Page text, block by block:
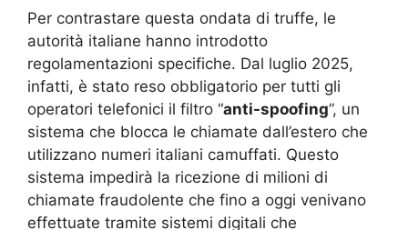
Per contrastare questa ondata di truffe, le
autorità italiane hanno introdotto
regolamentazioni specifiche. Dal luglio 2025,
infatti, è stato reso obbligatorio per tutti gli
operatori telefonici il filtro “anti-spoofing”, un
sistema che blocca le chiamate dall’estero che
utilizzano numeri italiani camuffati. Questo
sistema impedirà la ricezione di milioni di
chiamate fraudolente che fino a oggi venivano
effettuate tramite sistemi digitali che